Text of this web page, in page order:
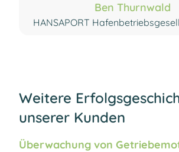
Ben Thurnwald
HANSAPORT
Weitere
unserer Kunden
Überwachung von